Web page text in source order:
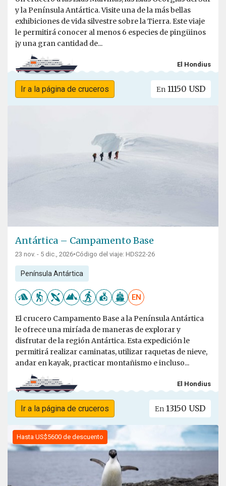
y la Península Antártica. Visite una de la más bellas
exhibiciones de vida silvestre sobre la Tierra. Este viaje
le permitirá conocer al menos 6 especies de pingüinos
¡y una gran cantidad de...
El Hondius
Ir a la página de cruceros En 11150 USD
Antártica – Campamento Base
23 nov. - 5 dic., 2026•Código del viaje: HDS22-26
Península Antártica
EN
El crucero Campamento Base a la Península Antártica
le ofrece una miríada de maneras de explorar y
disfrutar de la región Antártica. Esta expedición le
permitirá realizar caminatas, utilizar raquetas de nieve,
andar en kayak, practicar montañismo e incluso...
El Hondius
Ir a la página de cruceros En 13150 USD
Hasta US$5600 de descuento